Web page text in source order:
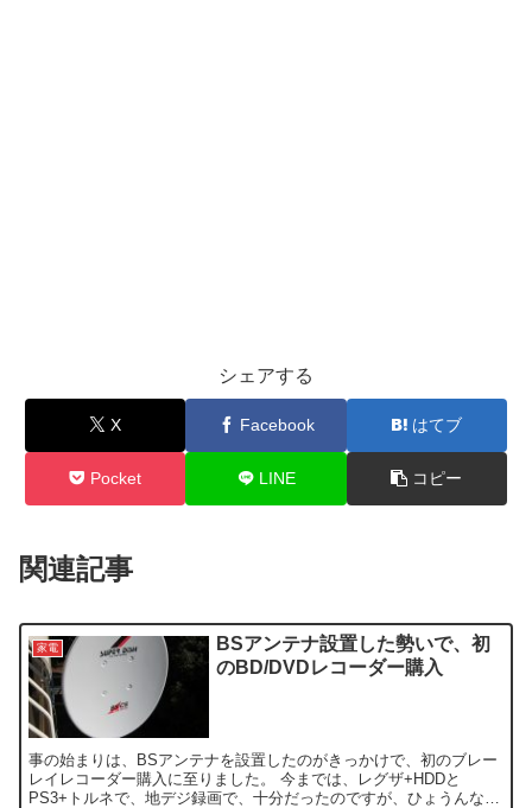
シェアする
X Facebook はてブ
Pocket LINE コピー
関連記事
家電
BSアンテナ設置した勢いで、初
のBD/DVDレコーダー購入
事の始まりは、BSアンテナを設置したのがきっかけで、初のブレー
レイレコーダー購入に至りました。 今までは、レグザ+HDDと
PS3+トルネで、地デジ録画で、十分だったのですが、ひょうんな事